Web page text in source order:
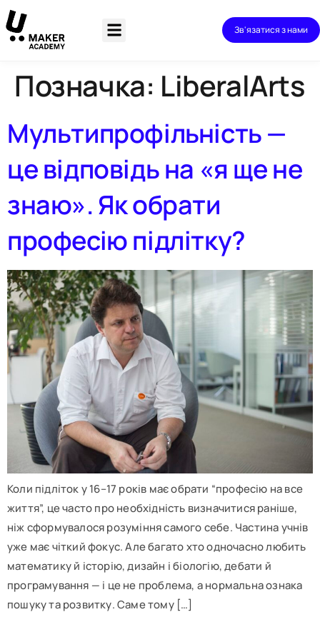
Зв'язатися з нами
Позначка: LiberalArts
Мультипрофільність —
це відповідь на «я ще не
знаю». Як обрати
професію підлітку?
Коли підліток у 16–17 років має обрати “професію на все
життя”, це часто про необхідність визначитися раніше,
ніж сформувалося розуміння самого себе. Частина учнів
уже має чіткий фокус. Але багато хто одночасно любить
математику й історію, дизайн і біологію, дебати й
програмування — і це не проблема, а нормальна ознака
пошуку та розвитку. Саме тому […]